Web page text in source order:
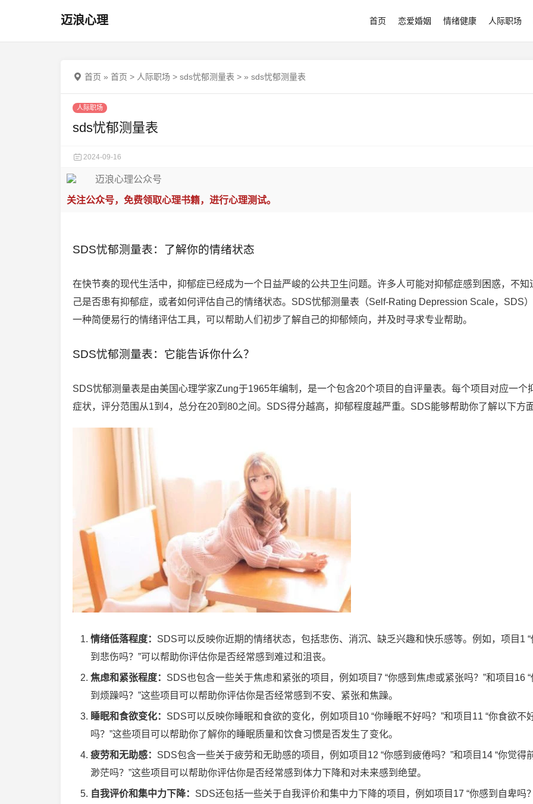
迈浪心理 首页 恋爱婚姻 情绪健康 人际职场
首页 » 首页 > 人际职场 > sds忧郁测量表 > » sds忧郁测量表
人际职场
sds忧郁测量表
2024-09-16
关注公众号，免费领取心理书籍，进行心理测试。
SDS忧郁测量表：了解你的情绪状态
在快节奏的现代生活中，抑郁症已经成为一个日益严峻的公共卫生问题。许多人可能对抑郁症感到困惑，不知
己是否患有抑郁症，或者如何评估自己的情绪状态。SDS忧郁测量表（Self-Rating Depression Scale，SDS
一种简便易行的情绪评估工具，可以帮助人们初步了解自己的抑郁倾向，并及时寻求专业帮助。
SDS忧郁测量表：它能告诉你什么？
SDS忧郁测量表是由美国心理学家Zung于1965年编制，是一个包含20个项目的自评量表。每个项目对应一个
症状，评分范围从1到4，总分在20到80之间。SDS得分越高，抑郁程度越严重。SDS能够帮助你了解以下方面
情绪低落程度： SDS可以反映你近期的情绪状态，包括悲伤、消沉、缺乏兴趣和快乐感等。例如，项目1 “
到悲伤吗？”可以帮助你评估你是否经常感到难过和沮丧。
焦虑和紧张程度： SDS也包含一些关于焦虑和紧张的项目，例如项目7 “你感到焦虑或紧张吗？”和项目16 “
到烦躁吗？”这些项目可以帮助你评估你是否经常感到不安、紧张和焦躁。
睡眠和食欲变化： SDS可以反映你睡眠和食欲的变化，例如项目10 “你睡眠不好吗？”和项目11 “你食欲不
吗？”这些项目可以帮助你了解你的睡眠质量和饮食习惯是否发生了变化。
疲劳和无助感： SDS包含一些关于疲劳和无助感的项目，例如项目12 “你感到疲倦吗？”和项目14 “你觉得
渺茫吗？”这些项目可以帮助你评估你是否经常感到体力下降和对未来感到绝望。
自我评价和集中力下降： SDS还包括一些关于自我评价和集中力下降的项目，例如项目17 “你感到自卑吗